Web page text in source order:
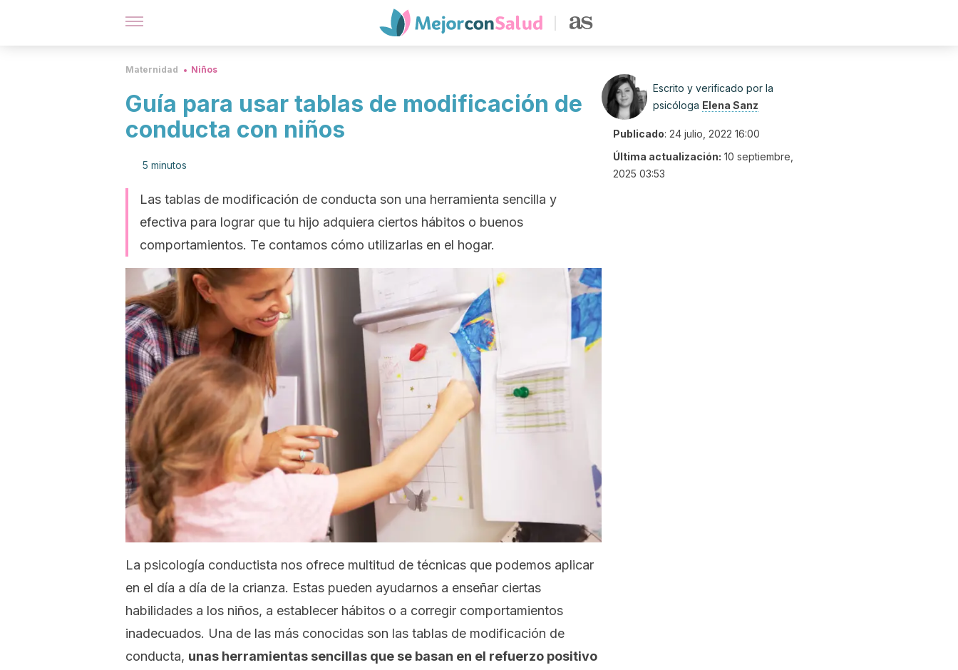
Maternidad Niños
Guía para usar tablas de modificación de
conducta con niños
5 minutos
Las tablas de modificación de conducta son una herramienta sencilla y
efectiva para lograr que tu hijo adquiera ciertos hábitos o buenos
comportamientos. Te contamos cómo utilizarlas en el hogar.
La psicología conductista nos ofrece multitud de técnicas que podemos aplicar
en el día a día de la crianza. Estas pueden ayudarnos a enseñar ciertas
habilidades a los niños, a establecer hábitos o a corregir comportamientos
inadecuados. Una de las más conocidas son las tablas de modificación de
conducta, unas herramientas sencillas que se basan en el refuerzo positivo
Escrito y verificado por la
psicóloga Elena Sanz
Publicado: 24 julio, 2022 16:00
Última actualización: 10 septiembre,
2025 03:53